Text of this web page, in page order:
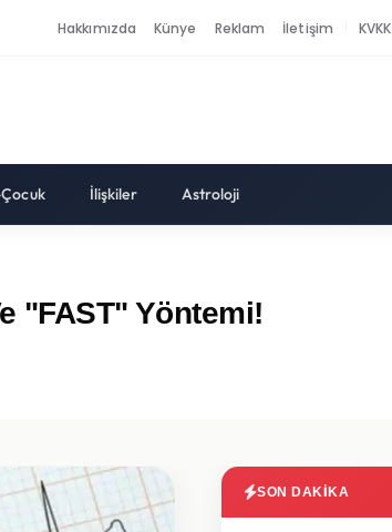
Hakkımızda Künye Reklam İletişim KVKK
İlişkiler Astroloji
"FAST" Yöntemi!
SON DAKIKA